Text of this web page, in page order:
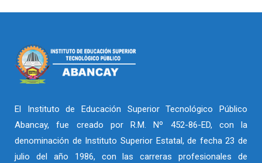
El Instituto de Educación Superior Tecnológico Público
Abancay, fue creado por R.M. Nº 452-86-ED, con la
denominación de Instituto Superior Estatal, de fecha 23 de
julio del año 1986, con las carreras profesionales de